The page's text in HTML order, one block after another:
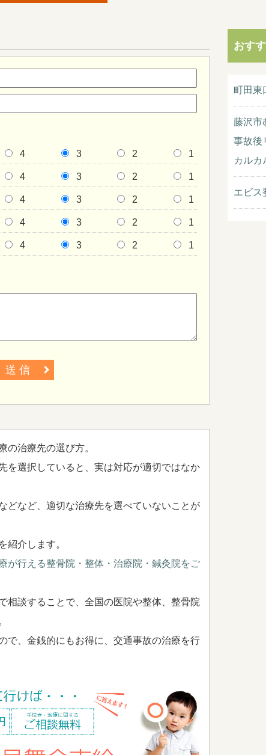
4 3 2 1
4 3 2 1
4 3 2 1
4 3 2 1
4 3 2 1
送 信
の治療先の選び方。
を選択していると、実は対応が適切ではなか
どなど、適切な治療先を選べていないことが
紹介します。
が行える整骨院・整体・治療院・鍼灸院をご
相談することで、全国の医院や整体、整骨院
で、金銭的にもお得に、交通事故の治療を行
おす
町田東
藤沢市
事故後
カルカ
エビス